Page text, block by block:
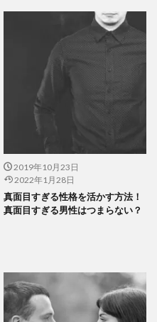
2019年10月23日
2022年1月28日
真面目すぎる性格を活かす方法！
真面目すぎる男性はつまらない？